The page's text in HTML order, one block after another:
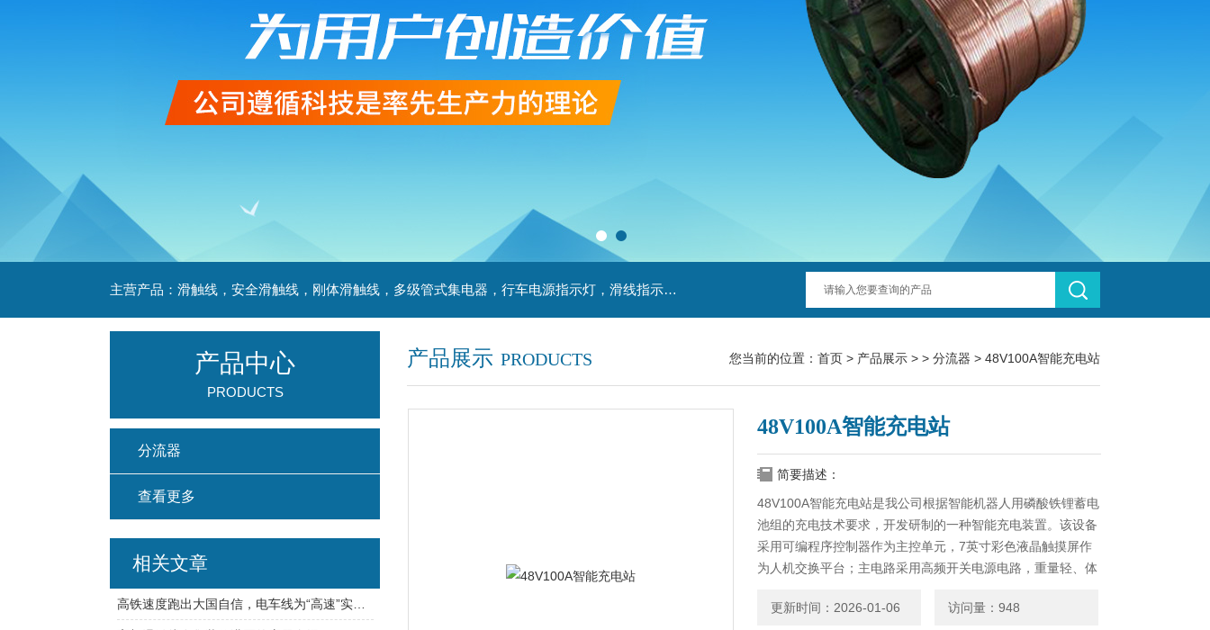
主营产品：滑触线，安全滑触线，刚体滑触线，多级管式集电器，行车电源指示灯，滑线指示灯，集电器，扁平电缆，H型单级安全滑触器，电缆滑轨滑车
产品展示 PRODUCTS 您当前的位置： 首页 > 产品展示 > > 分流器 > 48V100A智能充电站
48V100A智能充电站
简要描述：
48V100A智能充电站是我公司根据智能机器人用磷酸铁锂蓄电
池组的充电技术要求，开发研制的一种智能充电装置。该设备
采用可编程序控制器作为主控单元，7英寸彩色液晶触摸屏作
为人机交换平台；主电路采用高频开关电源电路，重量轻、体
更新时间：2026-01-06
访问量：948
产品中心
PRODUCTS
分流器
查看更多
相关文章
高铁速度跑出大国自信，电车线为“高速”实现铺设可能